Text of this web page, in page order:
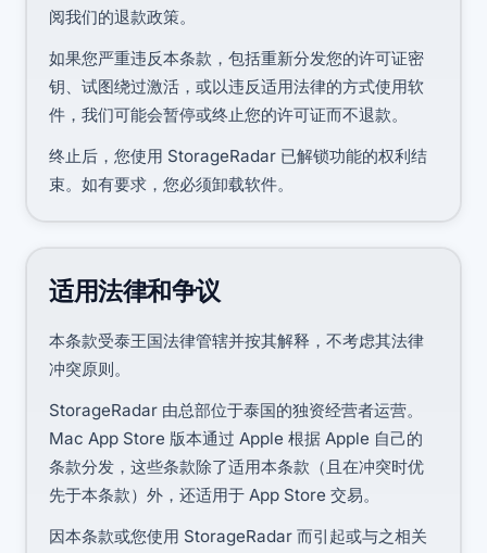
阅我们的退款政策。
如果您严重违反本条款，包括重新分发您的许可证密
钥、试图绕过激活，或以违反适用法律的方式使用软
件，我们可能会暂停或终止您的许可证而不退款。
终止后，您使用 StorageRadar 已解锁功能的权利结
束。如有要求，您必须卸载软件。
适用法律和争议
本条款受泰王国法律管辖并按其解释，不考虑其法律
冲突原则。
StorageRadar 由总部位于泰国的独资经营者运营。
Mac App Store 版本通过 Apple 根据 Apple 自己的
条款分发，这些条款除了适用本条款（且在冲突时优
先于本条款）外，还适用于 App Store 交易。
因本条款或您使用 StorageRadar 而引起或与之相关